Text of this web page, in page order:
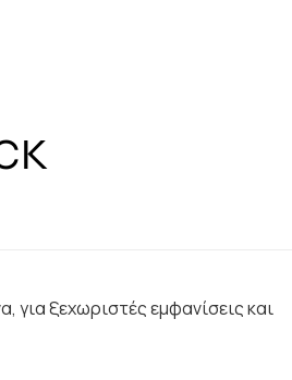
για ξεχωριστές εμφανίσεις και